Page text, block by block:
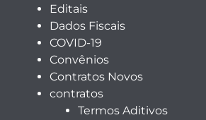
Editais
Dados Fiscais
COVID-19
Convênios
Contratos Novos
contratos
Termos Aditivos